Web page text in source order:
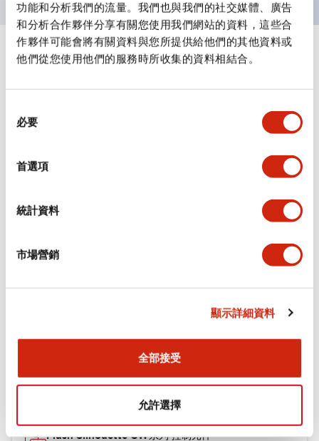
功能和分析我們的流量。我們也與我們的社交媒體、廣告
和分析合作夥伴分享有關您使用我們網站的資料，這些合
作夥伴可能會將有關資料與您所提供給他們的其他資料或
他們從您使用他們的服務時所收集的資料相結合。
必要
首選項
統計資料
市場營銷
顯示詳細資料
全部接受
允許選擇
規格
審美規範
環境規範
功能規格
機械規格
型錄和宣傳手冊 CAD檔 認證與標準
Flush Silhouette CW系列 控制元件